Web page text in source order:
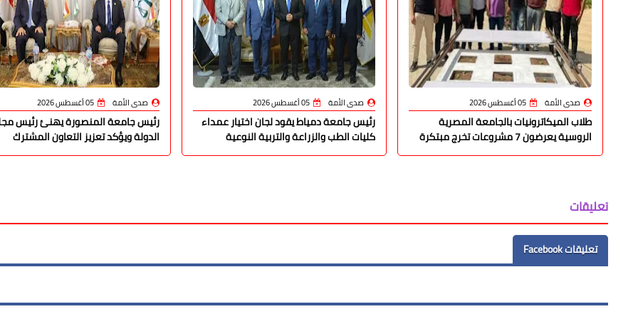
صدى الأمة 05 أغسطس 2026
طلاب الميكاترونيات بالجامعة المصرية
الروسية يعرضون 7 مشروعات تخرج مبتكرة
صدى الأمة 05 أغسطس 2026
رئيس جامعة دمياط يقود لجان اختيار عمداء
كليات الطب والزراعة والتربية النوعية
صدى الأمة 05 أغسطس 2026
رئيس جامعة المنصورة يهنئ رئيس
الدولة ويؤكد تعزيز التعاون المشترك
تعليقات
تعليقات Facebook